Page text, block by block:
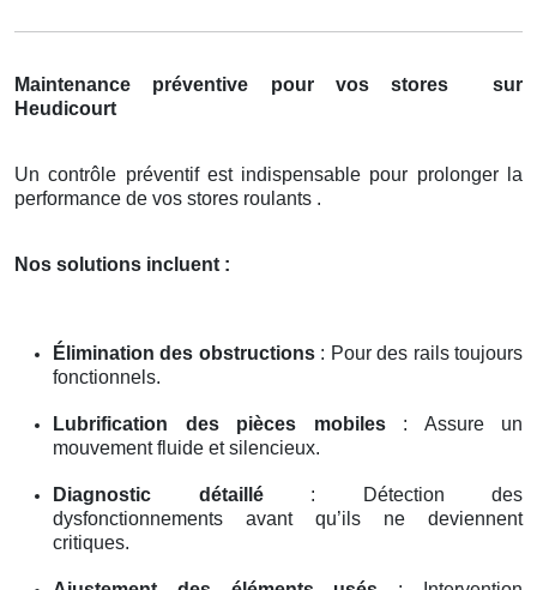
Maintenance préventive pour vos stores
sur
Heudicourt
Un contrôle préventif est indispensable pour prolonger la
performance de vos stores roulants .
Nos solutions incluent :
Élimination des obstructions: Pour des rails toujours
fonctionnels.
Lubrification des pièces mobiles: Assure un
mouvement fluide et silencieux.
Diagnostic détaillé: Détection des
dysfonctionnements avant qu’ils ne deviennent
critiques.